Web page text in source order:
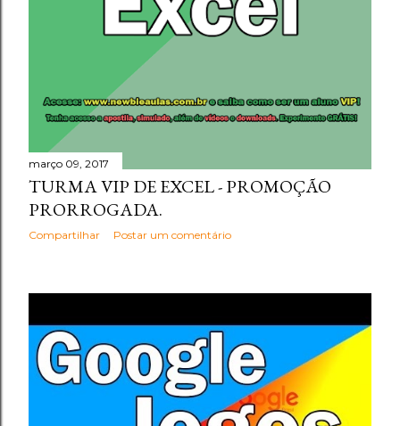
março 09, 2017
TURMA VIP DE EXCEL - PROMOÇÃO
PRORROGADA.
Compartilhar Postar um comentário